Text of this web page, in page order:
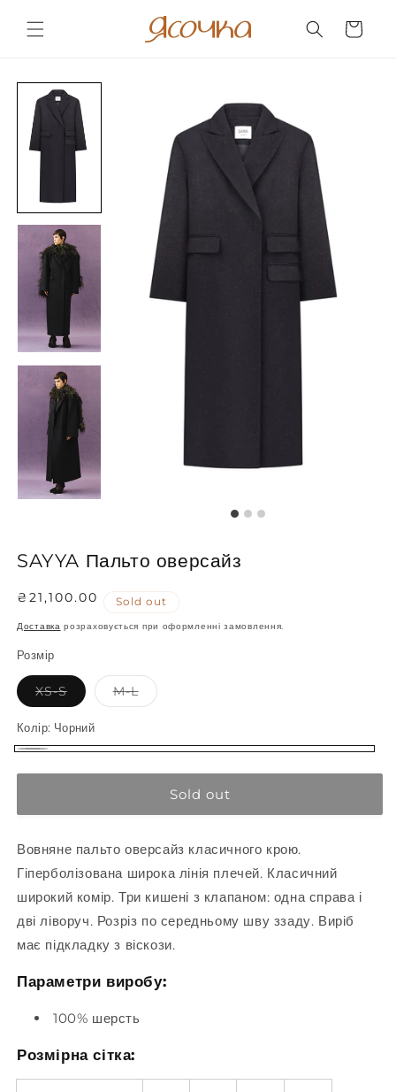
content
Cart
SAYYA Пальто оверсайз
Regular
₴21,100.00 Sold out
Доставка розраховується при оформленні замовлення.
Розмір
XS-SVariant
sold
or
unavailable
M-LVariant
sold
Колір: Чорний
unavailable
Sold out
Вовняне пальто оверсайз класичного крою.
Гіперболізована широка лінія плечей. Класичний
широкий комір. Три кишені з клапаном: одна справа і
дві ліворуч. Розріз по середньому шву ззаду. Виріб
має підкладку з віскози.
Параметри виробу:
100% шерсть
Розмірна сітка: